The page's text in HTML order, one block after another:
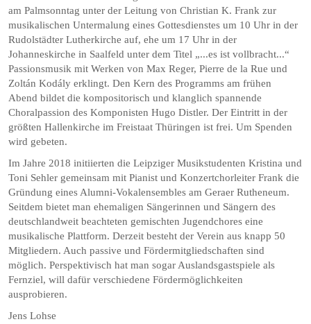
am Palmsonntag unter der Leitung von Christian K. Frank zur
musikalischen Untermalung eines Gottesdienstes um 10 Uhr in der
Rudolstädter Lutherkirche auf, ehe um 17 Uhr in der
Johanneskirche in Saalfeld unter dem Titel „...es ist vollbracht...“
Passionsmusik mit Werken von Max Reger, Pierre de la Rue und
Zoltán Kodály erklingt. Den Kern des Programms am frühen
Abend bildet die kompositorisch und klanglich spannende
Choralpassion des Komponisten Hugo Distler. Der Eintritt in der
größten Hallenkirche im Freistaat Thüringen ist frei. Um Spenden
wird gebeten.
Im Jahre 2018 initiierten die Leipziger Musikstudenten Kristina und
Toni Sehler gemeinsam mit Pianist und Konzertchorleiter Frank die
Gründung eines Alumni-Vokalensembles am Geraer Rutheneum.
Seitdem bietet man ehemaligen Sängerinnen und Sängern des
deutschlandweit beachteten gemischten Jugendchores eine
musikalische Plattform. Derzeit besteht der Verein aus knapp 50
Mitgliedern. Auch passive und Fördermitgliedschaften sind
möglich. Perspektivisch hat man sogar Auslandsgastspiele als
Fernziel, will dafür verschiedene Fördermöglichkeiten
ausprobieren.
Jens Lohse